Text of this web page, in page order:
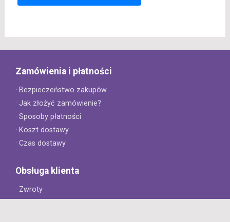
Zamówienia i płatności
· Bezpieczeństwo zakupów
· Jak złożyć zamówienie?
· Sposoby płatności
· Koszt dostawy
· Czas dostawy
Obsługa klienta
· Zwroty